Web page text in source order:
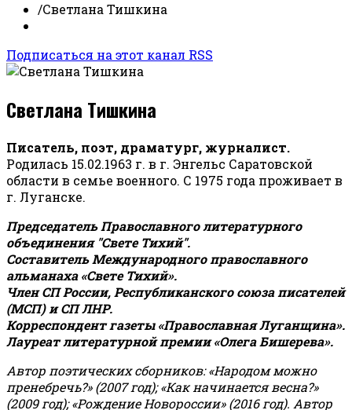
/Светлана Тишкина
Подписаться на этот канал RSS
Светлана Тишкина
Писатель, поэт, драматург, журналист.
Родилась 15.02.1963 г. в г. Энгельс Саратовской
области в семье военного. С 1975 года проживает в
г. Луганске.
Председатель Православного литературного
объединения "Свете Тихий".
Составитель Международного православного
альманаха «Свете Тихий».
Член СП России, Республиканского союза писателей
(МСП) и СП ЛНР.
Корреспондент газеты «Православная Луганщина».
Лауреат литературной премии «Олега Бишерева».
Автор поэтических сборников: «Народом можно
пренебречь?» (2007 год); «Как начинается весна?»
(2009 год); «Рождение Новороссии» (2016 год). Автор